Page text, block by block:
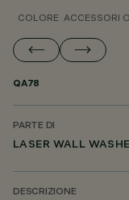
COLORE ACCESSORI
QA78
PARTE DI
LASER WALL
DESCRIZIONE